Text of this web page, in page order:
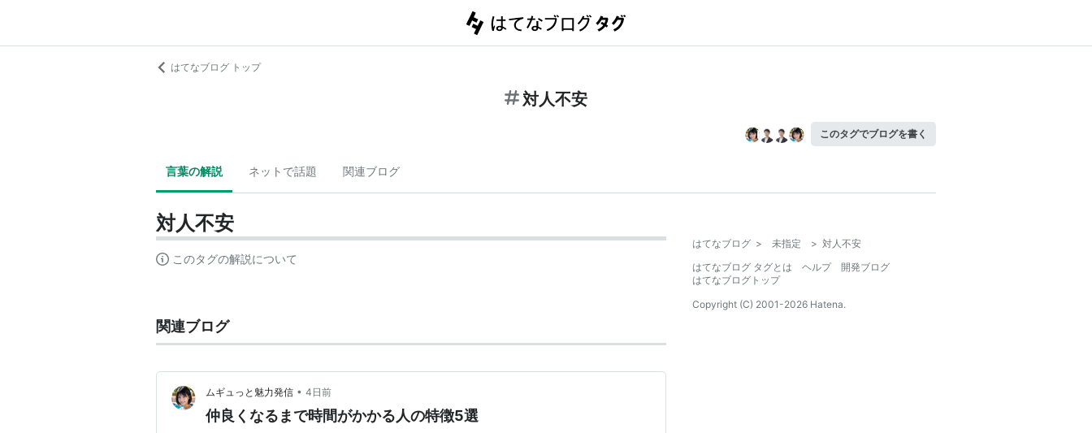
はてなブログ トップ
対人不安
このタグでブログを書く
言葉の解説 ネットで話題 関連ブログ
対人不安
このタグの解説について
関連ブログ
ムギュっと魅力発信 • 4日前
仲良くなるまで時間がかかる人の特徴5選
はてなブログ > 未指定 > 対人不安
はてなブログ タグとは
ヘルプ
開発ブログ
はてなブログトップ
Copyright (C) 2001-2026 Hatena.